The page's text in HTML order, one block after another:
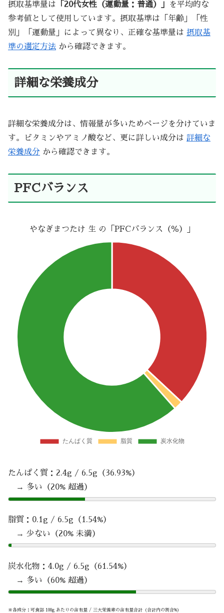
摂取基準量は 「20代女性（運動量：普通）」
を平均的な
参考値として使用しています。摂取基準は「年齢」「性
別」「運動量」によって異なり、正確な基準量は 摂取基
準の選定方法 から確認できます。
詳細な栄養成分
詳細な栄養成分は、情報量が多いためページを分けていま
す。ビタミンやアミノ酸など、更に詳しい成分は 詳細な
栄養成分 から確認できます。
PFCバランス
やなぎまつたけ 生 の「PFCバランス（％）」
たんぱく質：2.4g / 6.5g（36.93%）
→ 多い（20% 超過）
脂質：0.1g / 6.5g（1.54%）
→ 少ない（20% 未満）
炭水化物：4.0g / 6.5g（61.54%）
→ 多い（60% 超過）
※各成分：可食部 100g あたりの含有量 / 三大栄養素の含有量合計（合計内の割合%）